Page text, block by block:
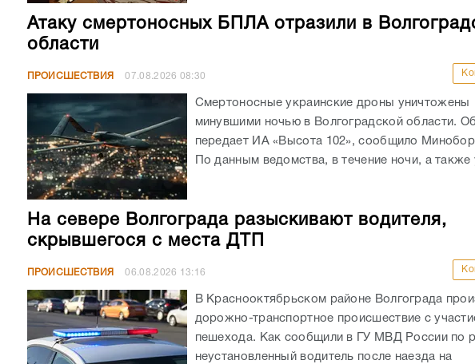
Атаку смертоносных БПЛА отразили в
области
ПРОИСШЕСТВИЯ 07.08.2026 08:30
Смертоносные украинские дроны уничтожены
минувшими ночью в Волгоградской области.
передает ИА «Высота 102», сообщило
По данным ведомства, в течение ночи, а также
На севере Волгограда разыскивают водителя,
скрывшегося с места ДТП
ПРОИСШЕСТВИЯ 06.08.2026 13:16
В Краснооктябрьском районе Волгограда
дорожно-транспортное происшествие с
пешехода. Как сообщили в ГУ МВД России по
неустановленный водитель после наезда на